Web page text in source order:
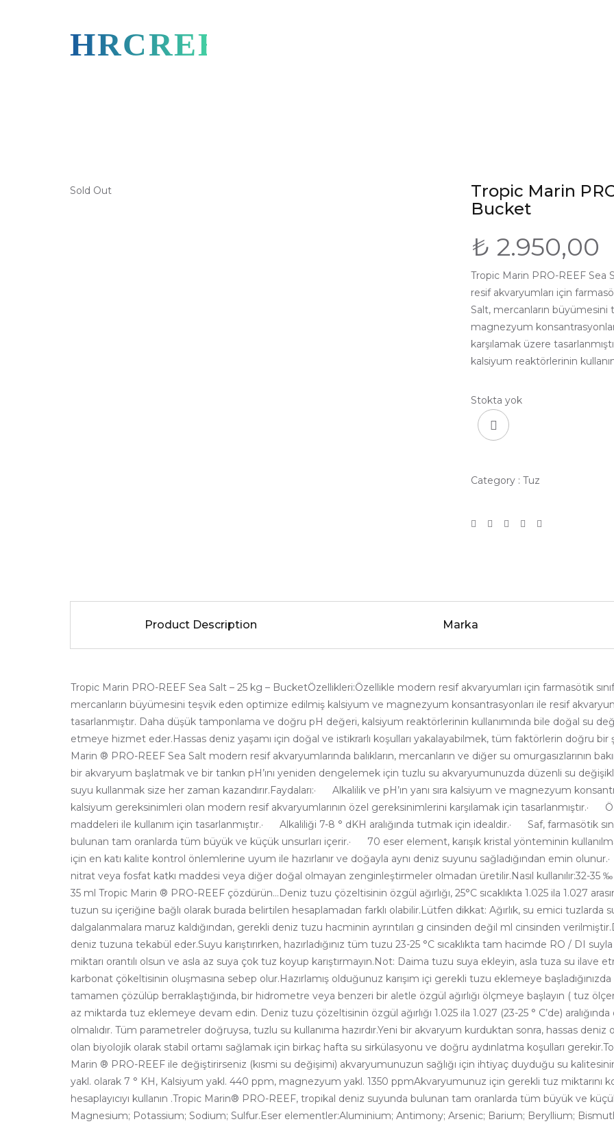
HRCREEF
Sold Out
Tropic Marin
Bucket
₺ 2.950,00
Tropic Marin PRO-REEF Sea
resif akvaryumları için
Salt, mercanların
magnezyum
karşılamak üzere
kalsiyum reaktörlerinin
Stokta yok
Category : Tuz
Product Description Marka
Tropic Marin PRO-REEF Sea Salt – 25 kg – BucketÖzellikleri:Özellikle modern resif akvaryumları için farmasötik
mercanların büyümesini teşvik eden optimize edilmiş kalsiyum ve magnezyum konsantrasyonları ile resif
tasarlanmıştır. Daha düşük tamponlama ve doğru pH değeri, kalsiyum reaktörlerinin kullanımında bile doğal su
etmeye hizmet eder.Hassas deniz yaşamı için doğal ve istikrarlı koşulları yakalayabilmek, tüm faktörlerin doğru
Marin ® PRO-REEF Sea Salt modern resif akvaryumlarında balıkların, mercanların ve diğer su omurgasızlarının
bir akvaryum başlatmak ve bir tankın pH’ını yeniden dengelemek için tuzlu su akvaryumunuzda düzenli su
suyu kullanmak size her zaman kazandırır.Faydaları:· Alkalilik ve pH’ın yanı sıra kalsiyum ve magnezyum
kalsiyum gereksinimleri olan modern resif akvaryumlarının özel gereksinimlerini karşılamak için tasarlanmıştır.·
maddeleri ile kullanım için tasarlanmıştır.· Alkaliliği 7-8 ° dKH aralığında tutmak için idealdir.· Saf, farmasötik
bulunan tam oranlarda tüm büyük ve küçük unsurları içerir.· 70 eser element, karışık kristal yönteminin
için en katı kalite kontrol önlemlerine uyum ile hazırlanır ve doğayla aynı deniz suyunu sağladığından emin
nitrat veya fosfat katkı maddesi veya diğer doğal olmayan zenginleştirmeler olmadan üretilir.Nasıl kullanılır:32-35
35 ml Tropic Marin ® PRO-REEF çözdürün…Deniz tuzu çözeltisinin özgül ağırlığı, 25°C sıcaklıkta 1.025 ila 1.027
tuzun su içeriğine bağlı olarak burada belirtilen hesaplamadan farklı olabilir.Lütfen dikkat: Ağırlık, su emici
dalgalanmalara maruz kaldığından, gerekli deniz tuzu hacminin ayrıntıları g cinsinden değil ml cinsinden
deniz tuzuna tekabül eder.Suyu karıştırırken, hazırladığınız tüm tuzu 23-25 °C sıcaklıkta tam hacimde RO / DI
miktarı orantılı olsun ve asla az suya çok tuz koyup karıştırmayın.Not: Daima tuzu suya ekleyin, asla tuza su ilave
karbonat çökeltisinin oluşmasına sebep olur.Hazırlamış olduğunuz karışım içi gerekli tuzu eklemeye
tamamen çözülüp berraklaştığında, bir hidrometre veya benzeri bir aletle özgül ağırlığı ölçmeye başlayın ( tuz
az miktarda tuz eklemeye devam edin. Deniz tuzu çözeltisinin özgül ağırlığı 1.025 ila 1.027 (23-25 ° C’de)
olmalıdır. Tüm parametreler doğruysa, tuzlu su kullanıma hazırdır.Yeni bir akvaryum kurduktan sonra, hassas deniz
olan biyolojik olarak stabil ortamı sağlamak için birkaç hafta su sirkülasyonu ve doğru aydınlatma koşulları
Marin ® PRO-REEF ile değiştirirseniz (kısmi su değişimi) akvaryumunuzun sağlığı için ihtiyaç duyduğu su
yakl. olarak 7 ° KH, Kalsiyum yakl. 440 ppm, magnezyum yakl. 1350 ppmAkvaryumunuz için gerekli tuz miktarını
hesaplayıcıyı kullanın .Tropic Marin® PRO-REEF, tropikal deniz suyunda bulunan tam oranlarda tüm büyük ve
Magnesium; Potassium; Sodium; Sulfur.Eser elementler:Aluminium; Antimony; Arsenic; Barium; Beryllium;